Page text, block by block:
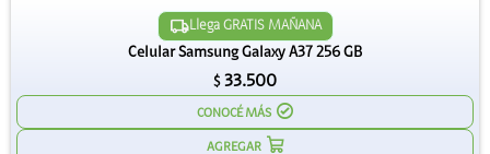
Llega GRATIS MAÑANA
Celular Samsung Galaxy A37 256 GB
$ 33.500
CONOCÉ MÁS